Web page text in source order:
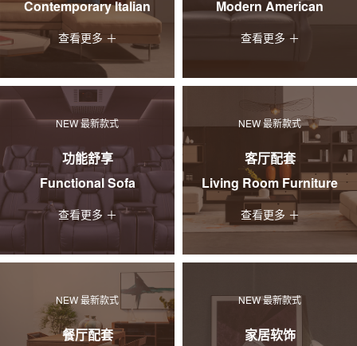
Contemporary Italian
查看更多 ＋
Modern American
查看更多 ＋
NEW 最新款式
功能舒享
Functional Sofa
查看更多 ＋
NEW 最新款式
客厅配套
Living Room Furniture
查看更多 ＋
NEW 最新款式
餐厅配套
NEW 最新款式
家居软饰